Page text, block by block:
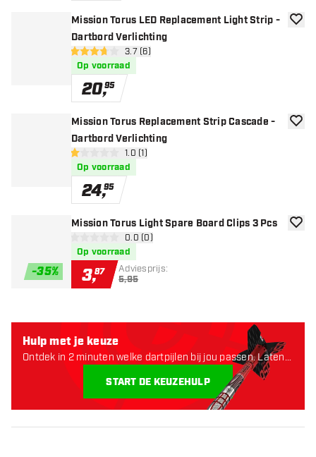
Mission Torus LED Replacement Light Strip -
Dartbord Verlichting
open reviews drawer
3.7 score sterren3.7 (6)
Op voorraad
20,95
Mission Torus Replacement Strip Cascade -
Dartbord Verlichting
open reviews drawer
1 score sterren1.0 (1)
Op voorraad
24,95
-35%
Mission Torus Light Spare Board Clips 3 Pcs
open reviews drawer
0 score sterren0.0 (0)
Op voorraad
3,87 Adviesprijs:
5,95
Hulp met je keuze
Ontdek in 2 minuten welke dartpijlen bij jou passen. Laten
START DE KEUZEHULP